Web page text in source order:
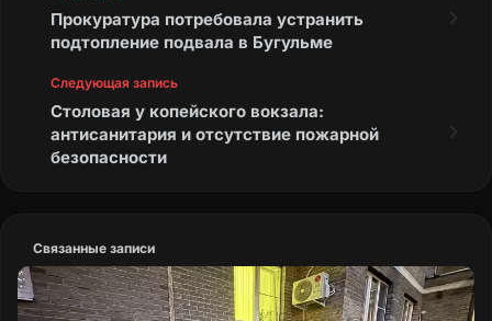
Прокуратура потребовала устранить
подтопление подвала в Бугульме
Следующая запись
Столовая у копейского вокзала:
антисанитария и отсутствие пожарной
безопасности
Связанные записи